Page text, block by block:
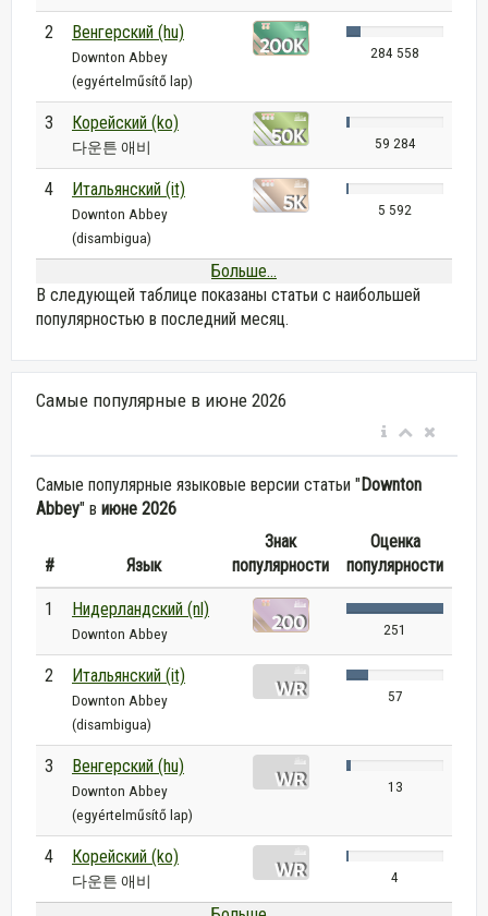
2 Венгерский (hu)
Downton Abbey
(egyértelműsítő lap)
284 558
3 Корейский (ko)
다운튼 애비 59 284
4 Итальянский (it)
Downton Abbey
(disambigua)
5 592
Больше...
В следующей таблице показаны статьи с наибольшей
популярностью в последний месяц.
Самые популярные в июне 2026
Самые популярные языковые версии статьи " Downton
Abbey" в июне 2026
# Язык
Знак
популярности
Оценка
популярности
1 Нидерландский (nl)
Downton Abbey 251
2 Итальянский (it)
Downton Abbey
(disambigua)
57
3 Венгерский (hu)
Downton Abbey
(egyértelműsítő lap)
13
4 Корейский (ko)
다운튼 애비 4